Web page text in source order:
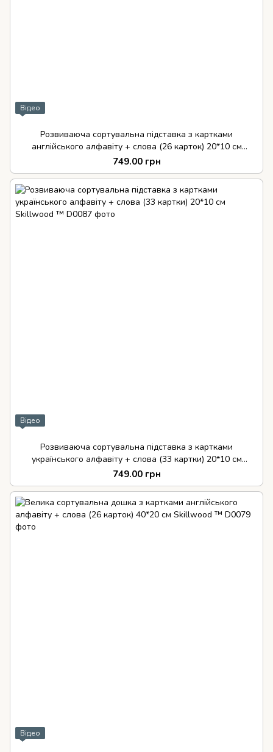
Відео
Розвиваюча сортувальна підставка з картками
англійського алфавіту + слова (26 карток) 20*10 см
Skillwood ™
749.00 грн
Відео
Розвиваюча сортувальна підставка з картками
українського алфавіту + слова (33 картки) 20*10 см
Skillwood ™
749.00 грн
Відео